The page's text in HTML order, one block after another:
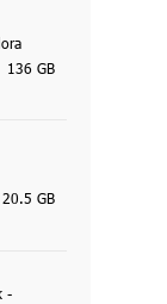
136 GB
20.5 GB
-